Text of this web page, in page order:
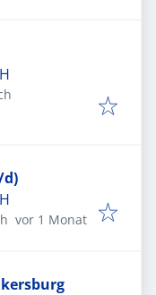
Veröffentlicht
vor 1 Monat